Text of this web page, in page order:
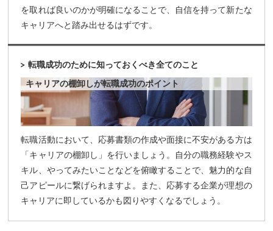
を取れば良いのかが明確になることで、自信を持って新たな
キャリアへと踏み出せるはずです。
転職成功のために知っておくべき全てのこと
キャリアの棚卸しが転職成功のポイント
転職活動において、応募書類の作成や面接に不安がある方は
「キャリアの棚卸し」を行いましょう。自分の職務経験やス
キル、やってみたいことなどを俯瞰することで、魅力的な自
己アピールに繋げられますよ。また、応募する企業が理想の
キャリアに即しているかも図りやすくなるでしょう。